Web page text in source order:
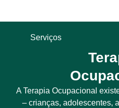
Serviços
A Terapia Ocupacional
– crianças, adolescentes,